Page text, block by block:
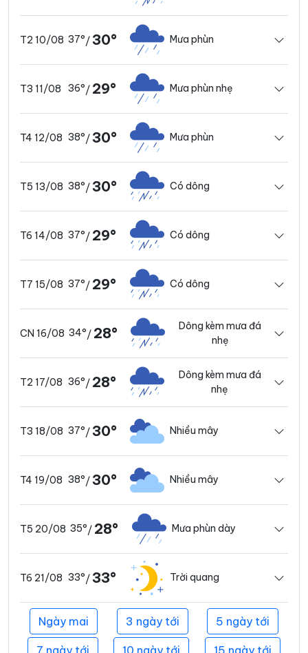
T2 10/08 37°/30° Mưa phùn
T3 11/08 36°/ 29° Mưa phùn nhẹ
T4 12/08 38°/30° Mưa phùn
T5 13/08 38°/30° Có dông
T6 14/08 37°/ 29° Có dông
T7 15/08 37°/ 29° Có dông
CN 16/08 34°/ 28°
Dông kèm mưa đá
nhẹ
T2 17/08 36°/ 28°
Dông kèm mưa đá
nhẹ
T3 18/08 37°/30° Nhiều mây
T4 19/08 38°/30° Nhiều mây
T5 20/08 35°/ 28° Mưa phùn dày
T6 21/08 33°/33° Trời quang
Ngày mai 3 ngày tới 5 ngày tới
7 ngày tới 10 ngày tới 15 ngày tới